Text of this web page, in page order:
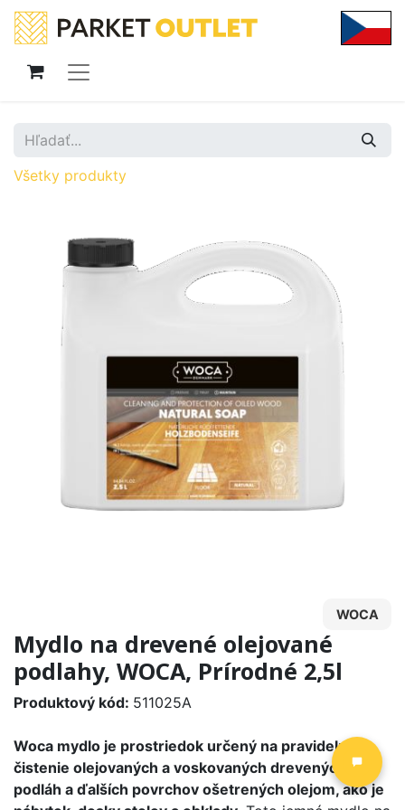
Všetky produkty
WOCA
Mydlo na drevené olejované
podlahy, WOCA, Prírodné 2,5l
Produktový kód: 511025A
Woca mydlo je prostriedok určený na pravidelné
čistenie olejovaných a voskovaných drevených
podláh a ďalších povrchov ošetrených olejom, ako je